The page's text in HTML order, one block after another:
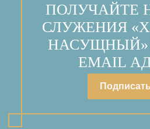
ПОЛУЧАЙТЕ
СЛУЖЕНИЯ
EMAIL